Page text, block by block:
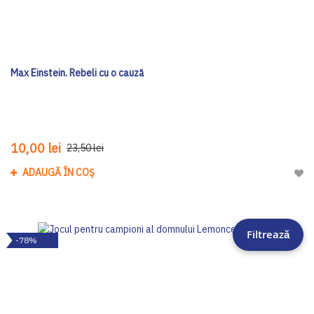
Max Einstein. Rebeli cu o cauză
10,00 lei 23,50 lei
ADAUGĂ ÎN COȘ
-78% Filtrează